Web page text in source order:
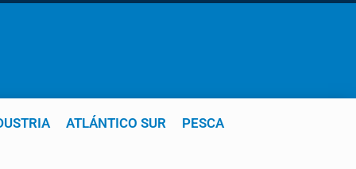
ATLÁNTICO SUR PESCA